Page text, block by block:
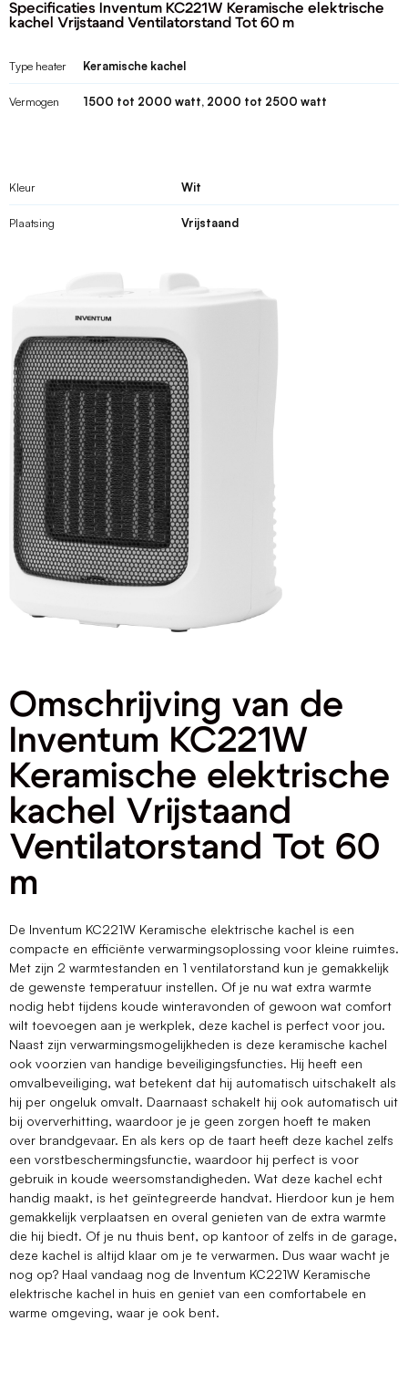
Specificaties Inventum KC221W Keramische elektrische
kachel Vrijstaand Ventilatorstand Tot 60 m
Type heater Keramische kachel
Vermogen 1500 tot 2000 watt, 2000 tot 2500 watt
Kleur Wit
Plaatsing Vrijstaand
Omschrijving van de
Inventum KC221W
Keramische elektrische
kachel Vrijstaand
Ventilatorstand Tot 60
m
De Inventum KC221W Keramische elektrische kachel is een
compacte en efficiënte verwarmingsoplossing voor kleine ruimtes.
Met zijn 2 warmtestanden en 1 ventilatorstand kun je gemakkelijk
de gewenste temperatuur instellen. Of je nu wat extra warmte
nodig hebt tijdens koude winteravonden of gewoon wat comfort
wilt toevoegen aan je werkplek, deze kachel is perfect voor jou.
Naast zijn verwarmingsmogelijkheden is deze keramische kachel
ook voorzien van handige beveiligingsfuncties. Hij heeft een
omvalbeveiliging, wat betekent dat hij automatisch uitschakelt als
hij per ongeluk omvalt. Daarnaast schakelt hij ook automatisch uit
bij oververhitting, waardoor je je geen zorgen hoeft te maken
over brandgevaar. En als kers op de taart heeft deze kachel zelfs
een vorstbeschermingsfunctie, waardoor hij perfect is voor
gebruik in koude weersomstandigheden. Wat deze kachel echt
handig maakt, is het geïntegreerde handvat. Hierdoor kun je hem
gemakkelijk verplaatsen en overal genieten van de extra warmte
die hij biedt. Of je nu thuis bent, op kantoor of zelfs in de garage,
deze kachel is altijd klaar om je te verwarmen. Dus waar wacht je
nog op? Haal vandaag nog de Inventum KC221W Keramische
elektrische kachel in huis en geniet van een comfortabele en
warme omgeving, waar je ook bent.